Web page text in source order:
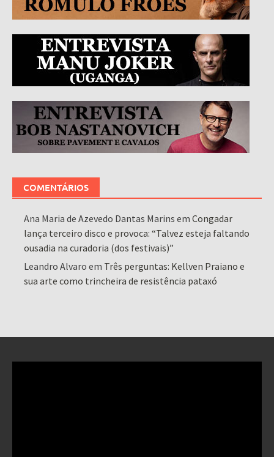
COMENTÁRIOS
Ana Maria de Azevedo Dantas Marins emCongadar
lança terceiro disco e provoca: “Talvez esteja faltando
ousadia na curadoria (dos festivais)”
Leandro Alvaro em Três perguntas: Kellven Praiano e
sua arte como trincheira de resistência pataxó